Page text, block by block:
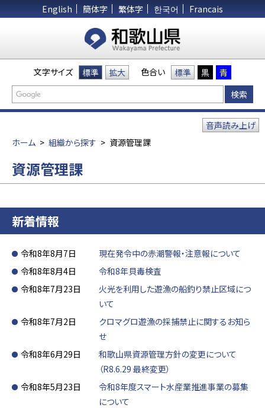
English 簡体字 繁体字 한국어 Francais
文字サイズ 標準 拡大 色合い 標準 黒 青
ホーム > 組織から探す > 資源管理課
音声読み上げ
資源管理課
新着情報
令和8年8月7日
現在発令中の赤潮警報・注意報について
令和8年8月4日
令和8年貝毒検査
令和8年7月23日
火光を利用した遊漁の船釣り禁止区域につ
いて
令和8年7月2日
クロマグロ遊漁の採捕禁止に関するお知ら
せ
令和8年6月29日
和歌山県資源管理方針の変更について
（R8.6.29 最終変更）
令和8年5月23日
令和8年度スマート水産業推進事業の募集
について